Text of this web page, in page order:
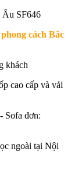
cách Bắc
khách
cao cấp và vải
Sofa đơn:
ngoài tại Nội